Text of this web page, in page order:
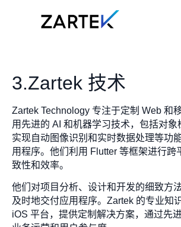
3.Zartek 技术
Zartek Technology 专注于定制 Web 和
用先进的 AI 和机器学习技术，包括对象
实现自动图像识别和实时数据处理等功
用程序。他们利用 Flutter 等框架进行跨
致性和效率。
他们对项目分析、设计和开发的细致方
及时地交付应用程序。Zartek 的专业知
iOS 平台，提供定制解决方案，通过先